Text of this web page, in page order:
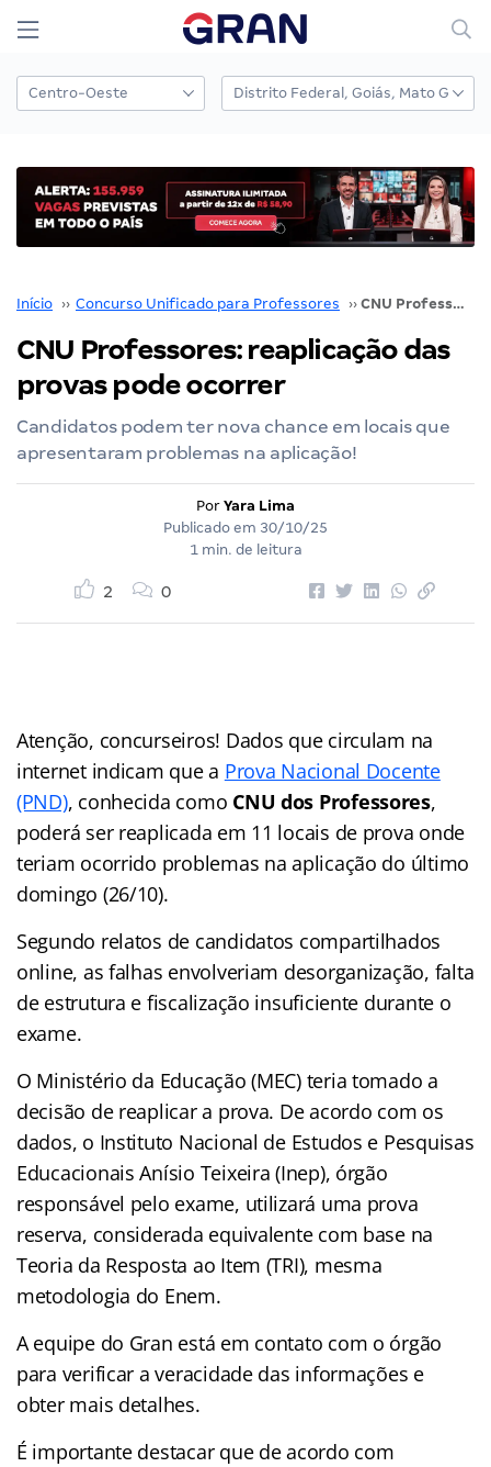
Início ›› Concurso Unificado para Professores ›› CNU Professores: reaplicação das provas pode ocorrer
CNU Professores: reaplicação das
provas pode ocorrer
Candidatos podem ter nova chance em locais que
apresentaram problemas na aplicação!
Por Yara Lima
Publicado em 30/10/25
1 min. de leitura
2 0
Atenção, concurseiros! Dados que circulam na
internet indicam que a Prova Nacional Docente
(PND), conhecida como CNU dos Professores,
poderá ser reaplicada em 11 locais de prova onde
teriam ocorrido problemas na aplicação do último
domingo (26/10).
Segundo relatos de candidatos compartilhados
online, as falhas envolveriam desorganização, falta
de estrutura e fiscalização insuficiente durante o
exame.
O Ministério da Educação (MEC) teria tomado a
decisão de reaplicar a prova. De acordo com os
dados, o Instituto Nacional de Estudos e Pesquisas
Educacionais Anísio Teixeira (Inep), órgão
responsável pelo exame, utilizará uma prova
reserva, considerada equivalente com base na
Teoria da Resposta ao Item (TRI), mesma
metodologia do Enem.
A equipe do Gran está em contato com o órgão
para verificar a veracidade das informações e
obter mais detalhes.
É importante destacar que de acordo com